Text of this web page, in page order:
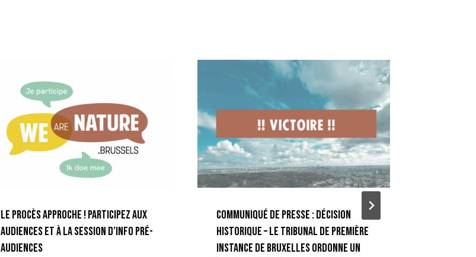
Le procès approche ! Participez aux
audiences et à la session d’info pré-
audiences
Communiqué de presse : Décision
historique – le tribunal de première
instance de Bruxelles ordonne un